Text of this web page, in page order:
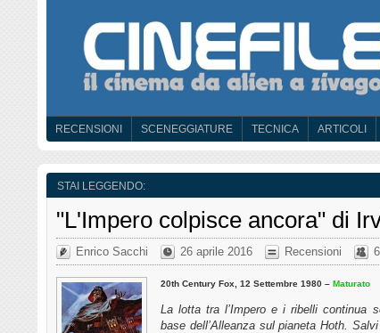
RECENSIONI SCENEGGIATURE TECNICA ARTICOLI
STAI LEGGENDO:
"L'Impero colpisce ancora" di
Enrico Sacchi 26 aprile 2016 Recensioni
20th Century Fox, 12 Settembre 1980 – Maturato
La lotta tra l’Impero e i ribelli continua
base dell’Alleanza sul pianeta Hoth.